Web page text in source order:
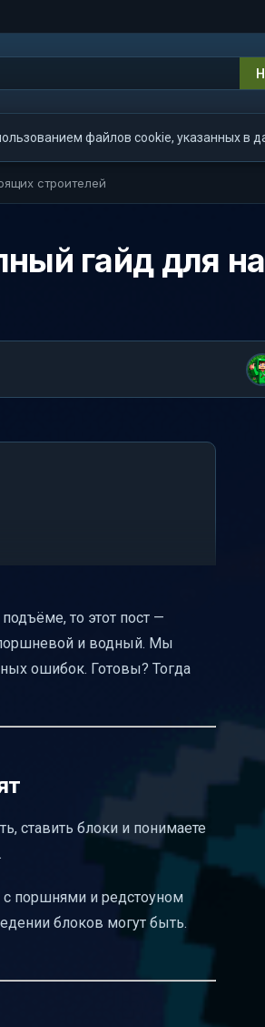
файлов cookie, указанных в
строителей
гайд для
то этот пост —
поршневой и водный. Мы
ошибок. Готовы? Тогда
ставить блоки и понимаете
поршнями и редстоуном
блоков могут быть.